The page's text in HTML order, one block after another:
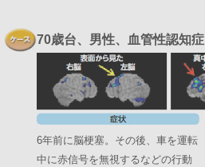
70歳台、男性、血管性認知症
6年前に脳梗塞。その後、車を運転
中に赤信号を無視するなどの行動